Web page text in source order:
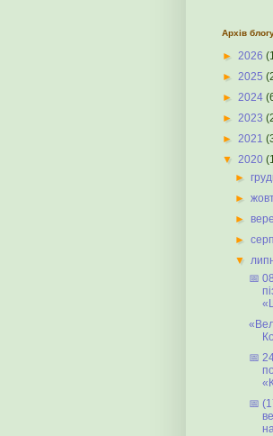
Архів
► 2026
► 2025
► 2024
► 2023
► 2021
▼ 2020
►
►
►
►
▼
📅
📅
📅